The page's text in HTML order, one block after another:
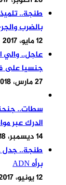
طنجة..
بالضرب
12 مايو، 2017
عاجل.. والي
جنسيا على
27 مارس، 2018
سطات.. جنحة
الدرك عبر
14 ديسمبر، 2018
طنجة.. جدل
برأه ADN
12 يونيو، 2017